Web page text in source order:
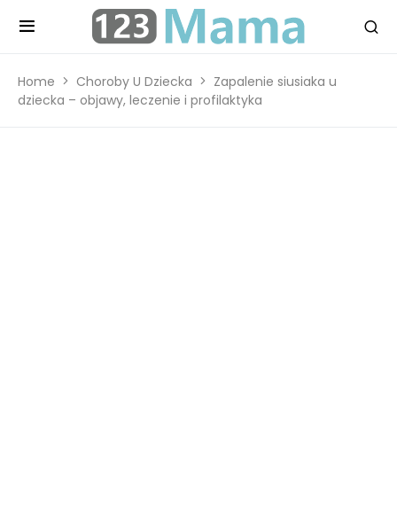
Home Choroby U Dziecka
Zapalenie siusiaka u
dziecka – objawy, leczenie i profilaktyka